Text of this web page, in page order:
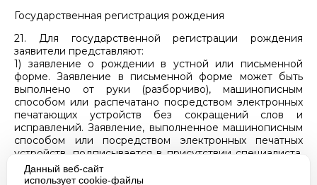
Государственная регистрация рождения
21. Для государственной регистрации рождения
заявители представляют:
1) заявление о рождении в устной или письменной
форме. Заявление в письменной форме может быть
выполнено от руки (разборчиво), машинописным
способом или распечатано посредством электронных
печатающих устройств без сокращений слов и
исправлений. Заявление, выполненное машинописным
способом или посредством электронных печатных
устройств, подписывается в присутствии специалиста,
осуществляющего прием данного заявления.
В случае, если родители не имеют возможности лично
Данный веб-сайт
использует cookie-файлы